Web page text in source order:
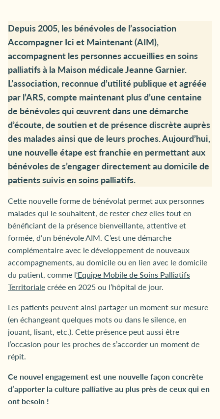
Depuis 2005, les bénévoles de l’association
Accompagner Ici et Maintenant (AIM),
accompagnent les personnes accueillies en soins
palliatifs à la Maison médicale Jeanne Garnier.
L’association, reconnue d’utilité publique et agréée
par l’ARS, compte maintenant plus d’une centaine
de bénévoles qui œuvrent dans une démarche
d’écoute, de soutien et de présence discrète auprès
des malades ainsi que de leurs proches. Aujourd’hui,
une nouvelle étape est franchie en permettant aux
bénévoles de s’engager directement au domicile de
patients suivis en soins palliatifs.
Cette nouvelle forme de bénévolat permet aux personnes
malades qui le souhaitent, de rester chez elles tout en
bénéficiant de la présence bienveillante, attentive et
formée, d’un bénévole AIM. C’est une démarche
complémentaire avec le développement de nouveaux
accompagnements, au domicile ou en lien avec le domicile
du patient, comme l‘Equipe Mobile de Soins Palliatifs
Territorialecréée en 2025 ou l’hôpital de jour.
Les patients peuvent ainsi partager un moment sur mesure
(en échangeant quelques mots ou dans le silence, en
jouant, lisant, etc.). Cette présence peut aussi être
l’occasion pour les proches de s’accorder un moment de
répit.
Ce nouvel engagement est une nouvelle façon concrète
d’apporter la culture palliative au plus près de ceux qui en
ont besoin !